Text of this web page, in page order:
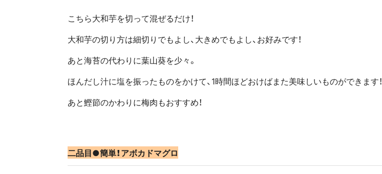
こちら大和芋を切って混ぜるだけ！
大和芋の切り方は細切りでもよし、大きめでもよし、お好みです！
あと海苔の代わりに葉山葵を少々。
ほんだし汁に塩を振ったものをかけて、1時間ほどおけばまた美味しいものができます！
あと鰹節のかわりに梅肉もおすすめ！
二品目●簡単！アボカドマグロ